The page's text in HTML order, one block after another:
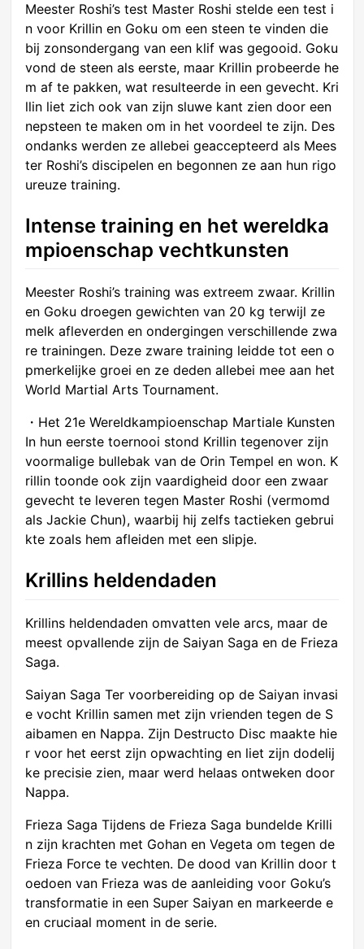
Meester Roshi’s test Master Roshi stelde een test i
n voor Krillin en Goku om een steen te vinden die
bij zonsondergang van een klif was gegooid. Goku
vond de steen als eerste, maar Krillin probeerde he
m af te pakken, wat resulteerde in een gevecht. Kri
llin liet zich ook van zijn sluwe kant zien door een
nepsteen te maken om in het voordeel te zijn. Des
ondanks werden ze allebei geaccepteerd als Mees
ter Roshi’s discipelen en begonnen ze aan hun rigo
ureuze training.
Intense training en het wereldka
mpioenschap vechtkunsten
Meester Roshi’s training was extreem zwaar. Krillin
en Goku droegen gewichten van 20 kg terwijl ze
melk afleverden en ondergingen verschillende zwa
re trainingen. Deze zware training leidde tot een o
pmerkelijke groei en ze deden allebei mee aan het
World Martial Arts Tournament.
・Het 21e Wereldkampioenschap Martiale Kunsten
In hun eerste toernooi stond Krillin tegenover zijn
voormalige bullebak van de Orin Tempel en won. K
rillin toonde ook zijn vaardigheid door een zwaar
gevecht te leveren tegen Master Roshi (vermomd
als Jackie Chun), waarbij hij zelfs tactieken gebrui
kte zoals hem afleiden met een slipje.
Krillins heldendaden
Krillins heldendaden omvatten vele arcs, maar de
meest opvallende zijn de Saiyan Saga en de Frieza
Saga.
Saiyan Saga Ter voorbereiding op de Saiyan invasi
e vocht Krillin samen met zijn vrienden tegen de S
aibamen en Nappa. Zijn Destructo Disc maakte hie
r voor het eerst zijn opwachting en liet zijn dodelij
ke precisie zien, maar werd helaas ontweken door
Nappa.
Frieza Saga Tijdens de Frieza Saga bundelde Krilli
n zijn krachten met Gohan en Vegeta om tegen de
Frieza Force te vechten. De dood van Krillin door t
oedoen van Frieza was de aanleiding voor Goku’s
transformatie in een Super Saiyan en markeerde e
en cruciaal moment in de serie.